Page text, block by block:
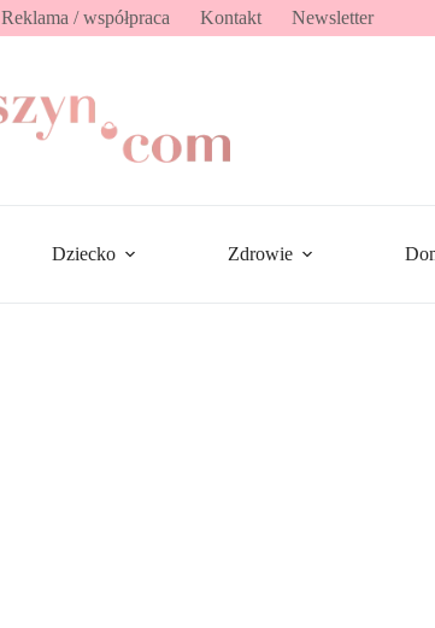
Reklama / współpraca Kontakt Newsletter
Dziecko Zdrowie